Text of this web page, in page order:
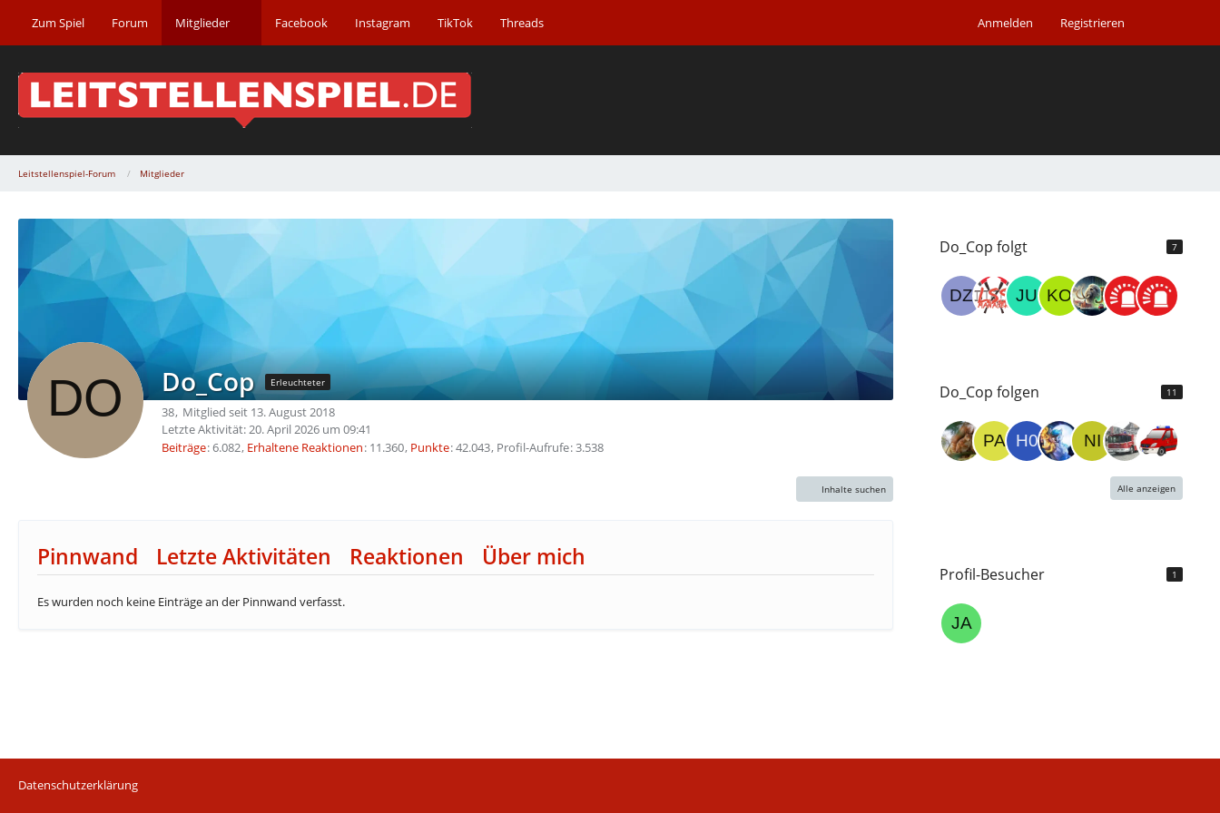
Zum Spiel Forum Mitglieder Facebook Instagram TikTok Threads Anmelden Registrieren
Leitstellenspiel-Forum Mitglieder
Do_Cop Erleuchteter
38 Mitglied seit 13. August 2018
Letzte Aktivität:20. April 2026 um 09:41
Beiträge 6.082 Erhaltene Reaktionen 11.360 Punkte 42.043 Profil-Aufrufe 3.538
Inhalte suchen
Pinnwand Letzte Aktivitäten Reaktionen Über mich
Es wurden noch keine Einträge an der Pinnwand verfasst.
Do_Cop folgt 7
Do_Cop folgen 11
Alle anzeigen
Profil-Besucher 1
Datenschutzerklärung